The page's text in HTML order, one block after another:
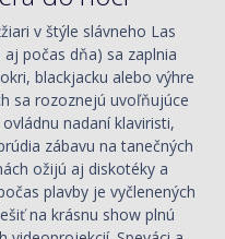
v štýle slávneho Las
počas dňa) sa zaplnia
blackjacku alebo výhre
sa rozoznejú uvoľňujúce
nadaní klaviristi,
zábavu na tanečných
ožijú aj diskotéky a
plavby je vyčlenených
na krásnu show plnú